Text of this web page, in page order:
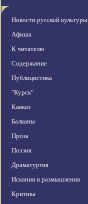
Новости русской культуры
Афиша
К читателю
Содержание
Публицистика
"Курск"
Кавказ
Балканы
Проза
Поэзия
Драматургия
Искания и размышления
Критика